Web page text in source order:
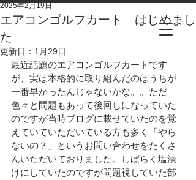
エアコンゴルフカート はじめまし
た
2025年2月19日
更新日： 1月29日
最近話題のエアコンゴルフカートです
が、実は本格的に取り組んだのはうちが
一番早かったんじゃないかな。。ただ
色々と問題もあって後回しになっていた
のですが当時ブログに載せていたのを覚
えていていただいている方も多く「やら
ないの？」というお問い合わせをたくさ
んいただいておりました。しばらく塩漬
けにしていたのですが問題視していた部